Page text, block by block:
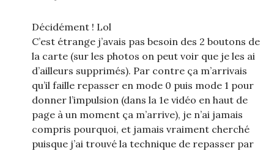
Décidément ! Lol
C’est étrange j’avais pas besoin des 2 boutons de
la carte (sur les photos on peut voir que je les ai
d’ailleurs supprimés). Par contre ça m’arrivais
qu’il faille repasser en mode 0 puis mode 1 pour
donner l’impulsion (dans la 1e vidéo en haut de
page à un moment ça m’arrive), je n’ai jamais
compris pourquoi, et jamais vraiment cherché
puisque j’ai trouvé la technique de repasser par